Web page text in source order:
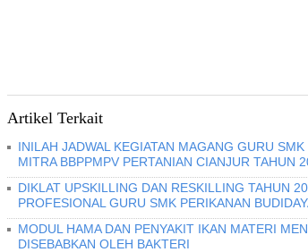
Artikel Terkait
INILAH JADWAL KEGIATAN MAGANG GURU
MITRA BBPPMPV PERTANIAN CIANJUR TAHUN
DIKLAT UPSKILLING DAN RESKILLING TAHUN
PROFESIONAL GURU SMK PERIKANAN
MODUL HAMA DAN PENYAKIT IKAN MATERI
DISEBABKAN OLEH BAKTERI